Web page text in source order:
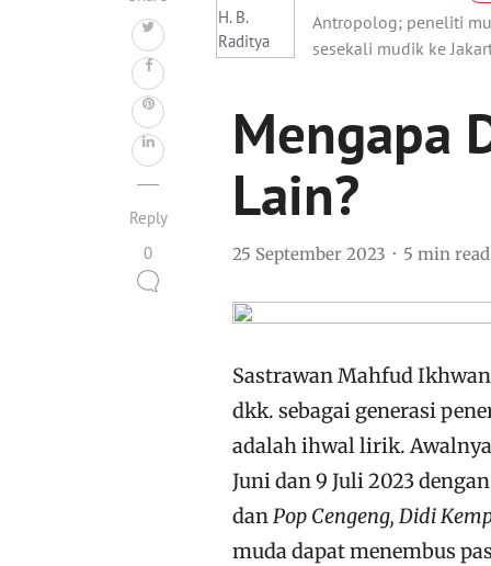
Reply
0
Antropolog; peneliti
sesekali mudik ke
Mengapa
Lain?
25 September 2023 5 min read
Sastrawan Mahfud
dkk. sebagai generasi
adalah ihwal lirik.
Juni dan 9 Juli 2023
danPop Cengeng, Didi
muda dapat menembus